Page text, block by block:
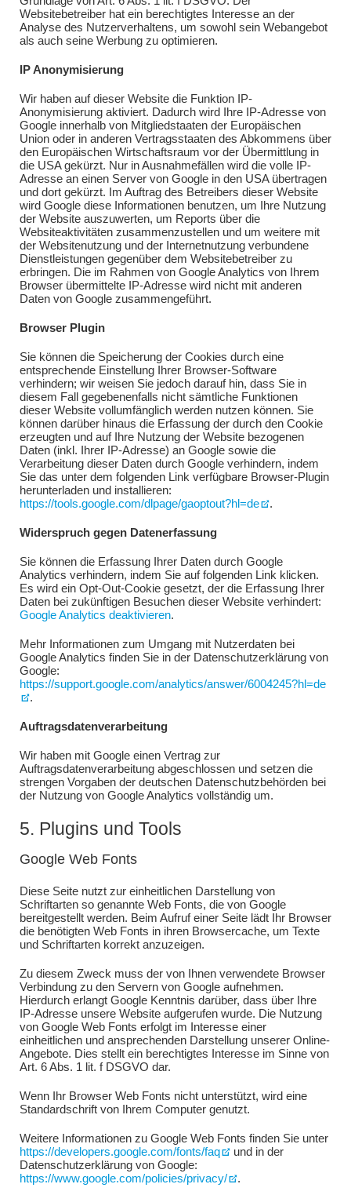
Websitebetreiber hat ein berechtigtes Interesse an der
Analyse des Nutzerverhaltens, um sowohl sein Webangebot
als auch seine Werbung zu optimieren.
IP Anonymisierung
Wir haben auf dieser Website die Funktion IP-
Anonymisierung aktiviert. Dadurch wird Ihre IP-Adresse von
Google innerhalb von Mitgliedstaaten der Europäischen
Union oder in anderen Vertragsstaaten des Abkommens über
den Europäischen Wirtschaftsraum vor der Übermittlung in
die USA gekürzt. Nur in Ausnahmefällen wird die volle IP-
Adresse an einen Server von Google in den USA übertragen
und dort gekürzt. Im Auftrag des Betreibers dieser Website
wird Google diese Informationen benutzen, um Ihre Nutzung
der Website auszuwerten, um Reports über die
Websiteaktivitäten zusammenzustellen und um weitere mit
der Websitenutzung und der Internetnutzung verbundene
Dienstleistungen gegenüber dem Websitebetreiber zu
erbringen. Die im Rahmen von Google Analytics von Ihrem
Browser übermittelte IP-Adresse wird nicht mit anderen
Daten von Google zusammengeführt.
Browser Plugin
Sie können die Speicherung der Cookies durch eine
entsprechende Einstellung Ihrer Browser-Software
verhindern; wir weisen Sie jedoch darauf hin, dass Sie in
diesem Fall gegebenenfalls nicht sämtliche Funktionen
dieser Website vollumfänglich werden nutzen können. Sie
können darüber hinaus die Erfassung der durch den Cookie
erzeugten und auf Ihre Nutzung der Website bezogenen
Daten (inkl. Ihrer IP-Adresse) an Google sowie die
Verarbeitung dieser Daten durch Google verhindern, indem
Sie das unter dem folgenden Link verfügbare Browser-Plugin
herunterladen und installieren:
https://tools.google.com/dlpage/gaoptout?hl=de
.
Widerspruch gegen Datenerfassung
Sie können die Erfassung Ihrer Daten durch Google
Analytics verhindern, indem Sie auf folgenden Link klicken.
Es wird ein Opt-Out-Cookie gesetzt, der die Erfassung Ihrer
Daten bei zukünftigen Besuchen dieser Website verhindert:
Google Analytics deaktivieren.
Mehr Informationen zum Umgang mit Nutzerdaten bei
Google Analytics finden Sie in der Datenschutzerklärung von
Google:
https://support.google.com/analytics/answer/6004245?hl=de
.
Auftragsdatenverarbeitung
Wir haben mit Google einen Vertrag zur
Auftragsdatenverarbeitung abgeschlossen und setzen die
strengen Vorgaben der deutschen Datenschutzbehörden bei
der Nutzung von Google Analytics vollständig um.
5. Plugins und Tools
Google Web Fonts
Diese Seite nutzt zur einheitlichen Darstellung von
Schriftarten so genannte Web Fonts, die von Google
bereitgestellt werden. Beim Aufruf einer Seite lädt Ihr Browser
die benötigten Web Fonts in ihren Browsercache, um Texte
und Schriftarten korrekt anzuzeigen.
Zu diesem Zweck muss der von Ihnen verwendete Browser
Verbindung zu den Servern von Google aufnehmen.
Hierdurch erlangt Google Kenntnis darüber, dass über Ihre
IP-Adresse unsere Website aufgerufen wurde. Die Nutzung
von Google Web Fonts erfolgt im Interesse einer
einheitlichen und ansprechenden Darstellung unserer Online-
Angebote. Dies stellt ein berechtigtes Interesse im Sinne von
Art. 6 Abs. 1 lit. f DSGVO dar.
Wenn Ihr Browser Web Fonts nicht unterstützt, wird eine
Standardschrift von Ihrem Computer genutzt.
Weitere Informationen zu Google Web Fonts finden Sie unter
https://developers.google.com/fonts/faq
und in der
Datenschutzerklärung von Google:
https://www.google.com/policies/privacy/
.